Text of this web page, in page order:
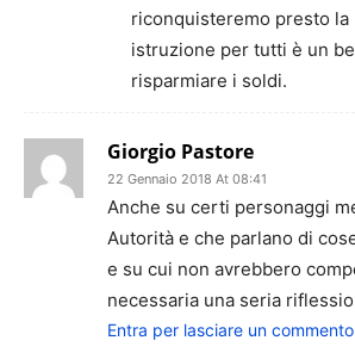
riconquisteremo presto la
istruzione per tutti è un
risparmiare i soldi.
Giorgio Pastore
22 Gennaio 2018 At 08:41
Anche su certi personaggi
Autorità e che parlano di
e su cui non avrebbero
necessaria una seria
Entra per lasciare un commento